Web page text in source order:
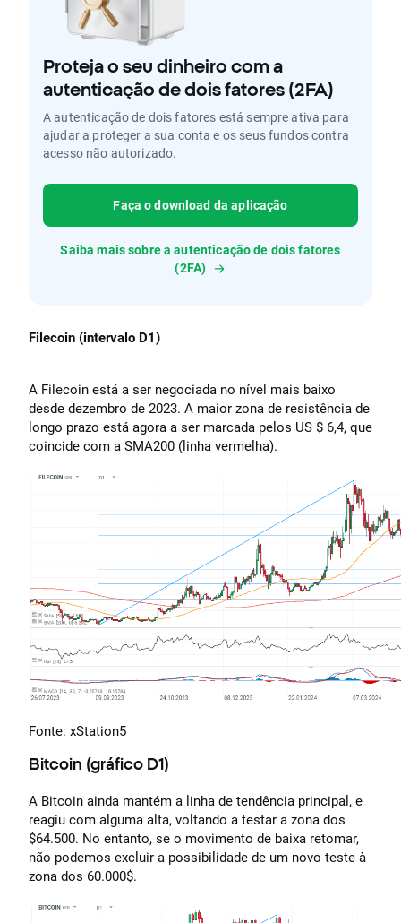
Proteja o seu dinheiro com a
autenticação de dois fatores (2FA)
A autenticação de dois fatores está sempre ativa para
ajudar a proteger a sua conta e os seus fundos contra
acesso não autorizado.
Faça o download da aplicação
Saiba mais sobre a autenticação de dois fatores
(2FA)
Filecoin (intervalo D1)
A Filecoin está a ser negociada no nível mais baixo
desde dezembro de 2023. A maior zona de resistência de
longo prazo está agora a ser marcada pelos US $ 6,4, que
coincide com a SMA200 (linha vermelha).
Fonte: xStation5
Bitcoin (gráfico D1)
A Bitcoin ainda mantém a linha de tendência principal, e
reagiu com alguma alta, voltando a testar a zona dos
$64.500. No entanto, se o movimento de baixa retomar,
não podemos excluir a possibilidade de um novo teste à
zona dos 60.000$.